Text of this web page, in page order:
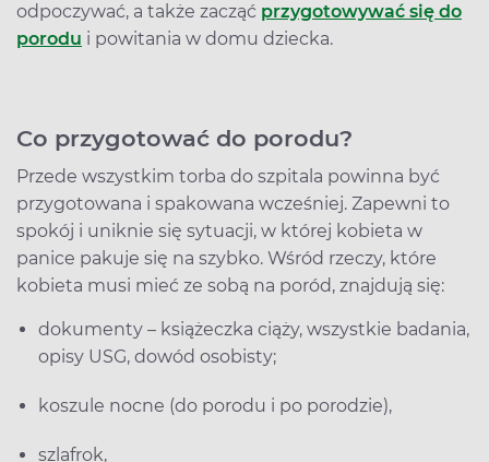
odpoczywać, a także zacząć przygotowywać się do
porodu i powitania w domu dziecka.
Co przygotować do porodu?
Przede wszystkim torba do szpitala powinna być
przygotowana i spakowana wcześniej. Zapewni to
spokój i uniknie się sytuacji, w której kobieta w
panice pakuje się na szybko. Wśród rzeczy, które
kobieta musi mieć ze sobą na poród, znajdują się:
dokumenty – książeczka ciąży, wszystkie badania,
opisy USG, dowód osobisty;
koszule nocne (do porodu i po porodzie),
szlafrok,